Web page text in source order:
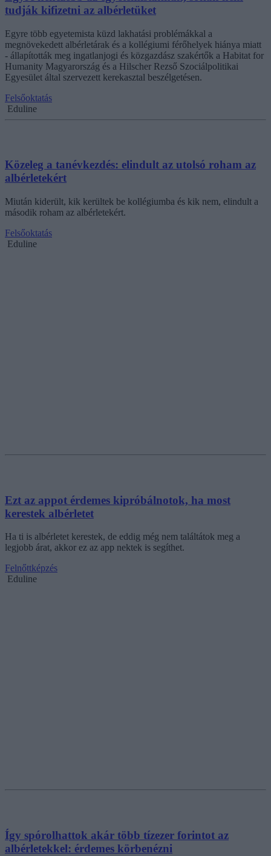
tudják kifizetni az albérletüket
Egyre több egyetemista küzd lakhatási problémákkal a
megnövekedett albérletárak és a kollégiumi férőhelyek hiánya miatt
- állapították meg ingatlanjogi és közgazdász szakértők a Habitat for
Humanity Magyarország és a Hilscher Rezső Szociálpolitikai
Egyesület által szervezett kerekasztal beszélgetésen.
Felsőoktatás
Eduline
Közeleg a tanévkezdés: elindult az utolsó roham az
albérletekért
Miután kiderült, kik kerültek be kollégiumba és kik nem, elindult a
második roham az albérletekért.
Felsőoktatás
Eduline
Ezt az appot érdemes kipróbálnotok, ha most
kerestek albérletet
Ha ti is albérletet kerestek, de eddig még nem találtátok meg a
legjobb árat, akkor ez az app nektek is segíthet.
Felnőttképzés
Eduline
Így spórolhattok akár több tízezer forintot az
albérletekkel: érdemes körbenézni